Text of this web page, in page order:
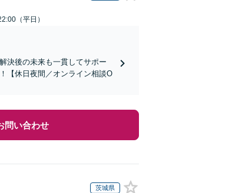
（平日）
決後の未来も一貫してサポー
【休日夜間／オンライン相談O
問い合わせ
茨城県